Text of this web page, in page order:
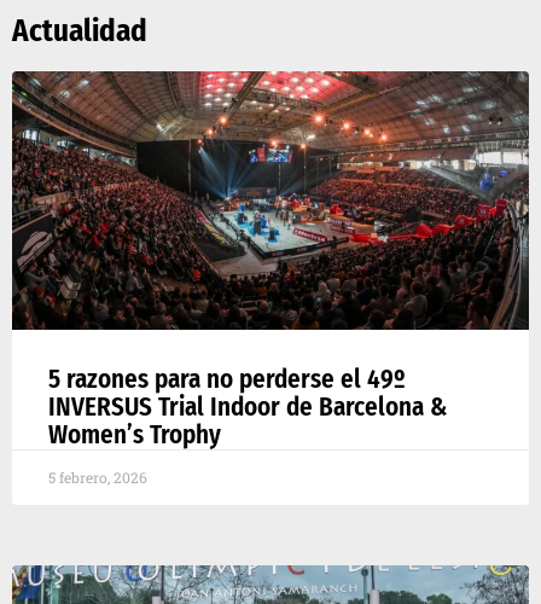
Actualidad
5 razones para no perderse el 49º
INVERSUS Trial Indoor de Barcelona &
Women’s Trophy
5 febrero, 2026